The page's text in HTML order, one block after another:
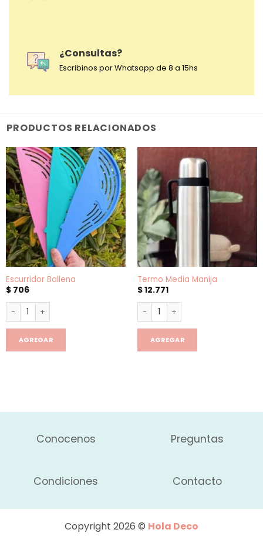
¿Consultas?
Escribinos por Whatsapp de 8 a 15hs
PRODUCTOS RELACIONADOS
Escurridor Ballena
$706
Escurridor Ballena cantidad
AGREGAR
Termo Media Manija
$12.771
Termo Media Manija cantidad
AGREGAR
Conocenos Preguntas
Condiciones Contacto
Copyright 2026 © Hola Deco